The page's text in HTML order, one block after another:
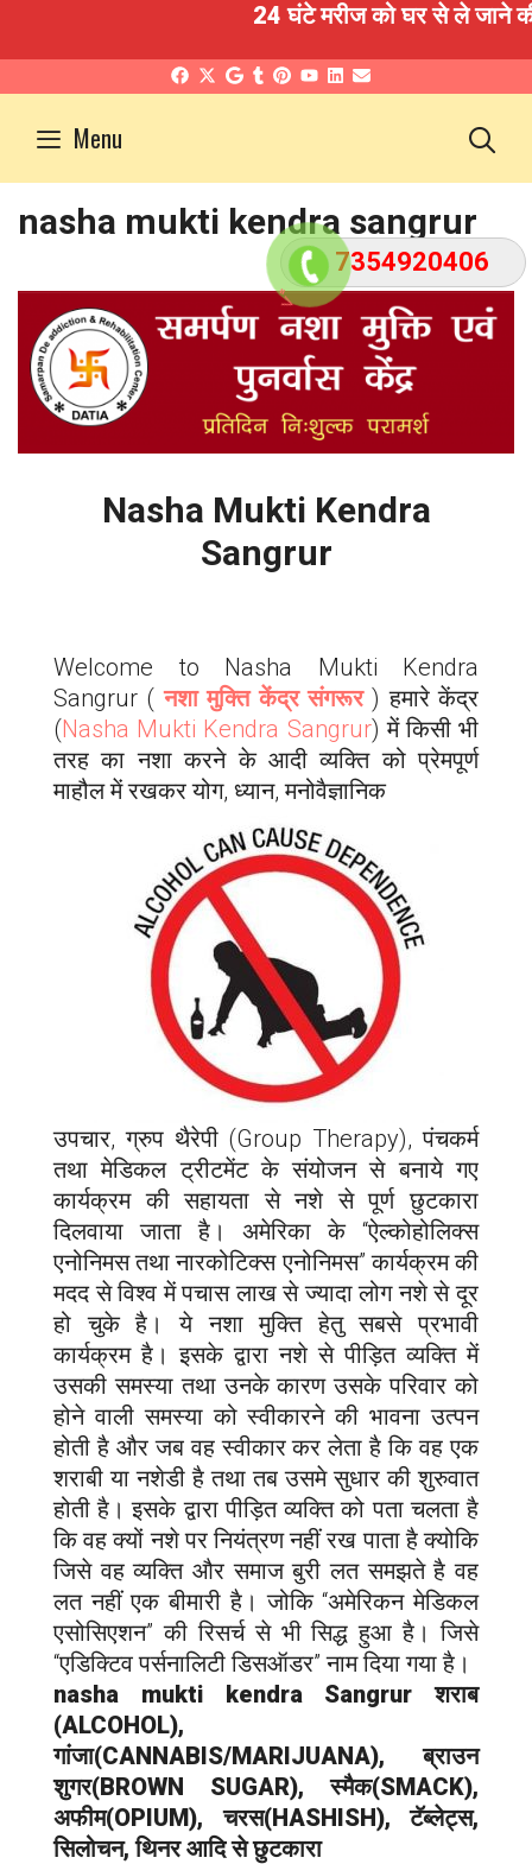
">
7354920406
24 घंटे मरीज को घर से ले जाने की
contentMenu
nasha mukti kendra sangrur
Nasha Mukti Kendra
Sangrur
Welcome to Nasha Mukti Kendra
Sangrur (नशा मुक्ति केंद्र संगरूर) हमारे केंद्र
(Nasha Mukti Kendra Sangrur) में किसी भी
तरह का नशा करने के आदी व्यक्ति को प्रेमपूर्ण
माहौल में रखकर योग, ध्यान, मनोवैज्ञानिक
उपचार, ग्रुप थैरेपी (Group Therapy), पंचकर्म
तथा मेडिकल ट्रीटमेंट के संयोजन से बनाये गए
कार्यक्रम की सहायता से नशे से पूर्ण छुटकारा
दिलवाया जाता है। अमेरिका के “ऐल्कोहोलिक्स
एनोनिमस तथा नारकोटिक्स एनोनिमस” कार्यक्रम की
मदद से विश्व में पचास लाख से ज्यादा लोग नशे से दूर
हो चुके है। ये नशा मुक्ति हेतु सबसे प्रभावी
कार्यक्रम है। इसके द्वारा नशे से पीड़ित व्यक्ति में
उसकी समस्या तथा उनके कारण उसके परिवार को
होने वाली समस्या को स्वीकारने की भावना उत्पन
होती है और जब वह स्वीकार कर लेता है कि वह एक
शराबी या नशेडी है तथा तब उसमे सुधार की शुरुवात
होती है। इसके द्वारा पीड़ित व्यक्ति को पता चलता है
कि वह क्यों नशे पर नियंत्रण नहीं रख पाता है क्योकि
जिसे वह व्यक्ति और समाज बुरी लत समझते है वह
लत नहीं एक बीमारी है। जोकि “अमेरिकन मेडिकल
एसोसिएशन” की रिसर्च से भी सिद्ध हुआ है। जिसे
“एडिक्टिव पर्सनालिटी डिसऑडर” नाम दिया गया है।
nasha mukti kendra Sangrurशराब
(ALCOHOL),
गांजा(CANNABIS/MARIJUANA), ब्राउन
शुगर(BROWN SUGAR), स्मैक(SMACK),
अफीम(OPIUM), चरस(HASHISH), टॅब्लेट्स,
सिलोचन, थिनर आदि से छुटकारा